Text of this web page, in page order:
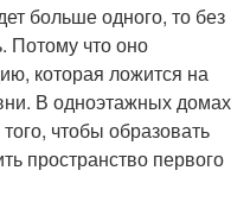
больше одного, то без
Потому что оно
которая ложится на
В одноэтажных домах
чтобы образовать
пространство первого